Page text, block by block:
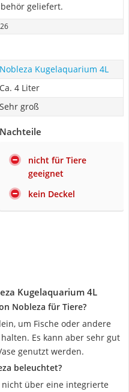
geliefert.
Nobleza Kugelaquarium 4L
Ca. 4 Liter
Sehr groß
Nachteile
nicht für Tiere
geeignet
kein Deckel
Kugelaquarium 4L
Nobleza für Tiere?
um Fische oder andere
Es kann aber sehr gut
genutzt werden.
beleuchtet?
über eine integrierte